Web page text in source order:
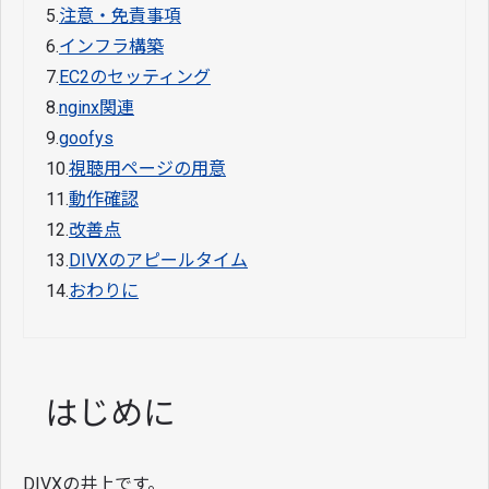
5.注意・免責事項
6.インフラ構築
7. EC2のセッティング
8.nginx関連
9.goofys
10.視聴用ページの用意
11.動作確認
12.改善点
13. DIVXのアピールタイム
14.おわりに
はじめに
DIVXの井上です。